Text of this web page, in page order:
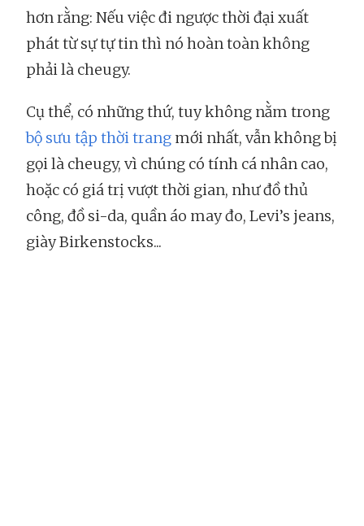
hơn rằng: Nếu việc đi ngược thời đại xuất
phát từ sự tự tin thì nó hoàn toàn không
phải là cheugy.
Cụ thể, có những thứ, tuy không nằm trong
bộ sưu tập thời trang mới nhất, vẫn không bị
gọi là cheugy, vì chúng có tính cá nhân cao,
hoặc có giá trị vượt thời gian, như đồ thủ
công, đồ si-da, quần áo may đo, Levi’s jeans,
giày Birkenstocks...